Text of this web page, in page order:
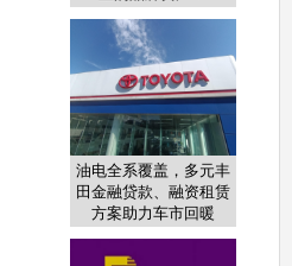
油电全系覆盖，多元丰
田金融贷款、融资租赁
方案助力车市回暖